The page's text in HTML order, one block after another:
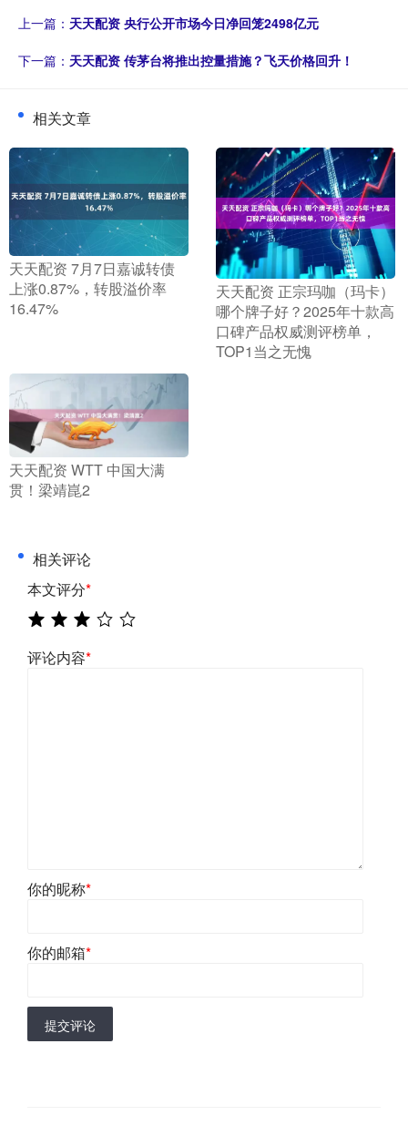
上一篇： 天天配资 央行公开市场今日净回笼2498亿元
下一篇： 天天配资 传茅台将推出控量措施？飞天价格回升！
相关文章
​天天配资 7月7日嘉诚转债
上涨0.87%，转股溢价率
16.47%
​天天配资 正宗玛咖（玛卡）
哪个牌子好？2025年十款高
口碑产品权威测评榜单，
TOP1当之无愧
​天天配资 WTT 中国大满
贯！梁靖崑2
相关评论
本文评分*
评论内容*
你的昵称*
你的邮箱*
提交评论